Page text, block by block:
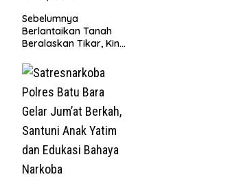
Sebelumnya
Berlantaikan Tanah
Beralaskan Tikar, Kini
Lantai Rumah yang
Layak Berkat Satgas
TMMD Ke-129 Kodim
0208/Asahan